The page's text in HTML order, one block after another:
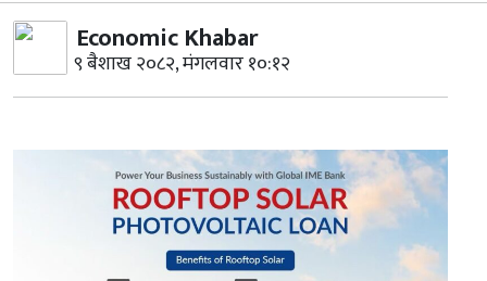
Economic Khabar
९ बैशाख २०८२, मंगलवार १०:१२